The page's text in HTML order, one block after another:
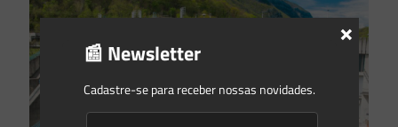
📰 Newsletter
Cadastre-se para receber nossas novidades.
×